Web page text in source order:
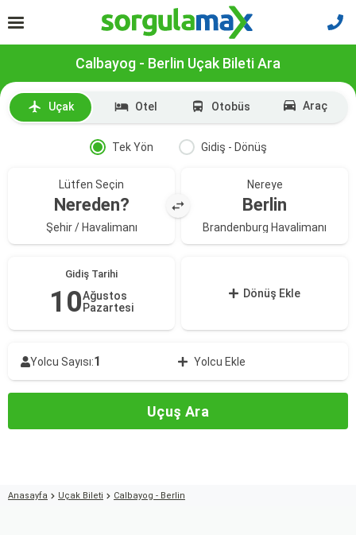
Calbayog - Berlin Uçak Bileti Ara
Uçak Otel Otobüs Araç
Tek Yön Gidiş - Dönüş
Lütfen Seçin
Nereden?
Şehir / Havalimanı
Nereye
Berlin
Brandenburg Havalimanı
Gidiş Tarihi
10Ağustos
Pazartesi
Dönüş Ekle
Yolcu Sayısı:1 Yolcu Ekle
Uçuş Ara
Anasayfa Uçak Bileti Calbayog - Berlin